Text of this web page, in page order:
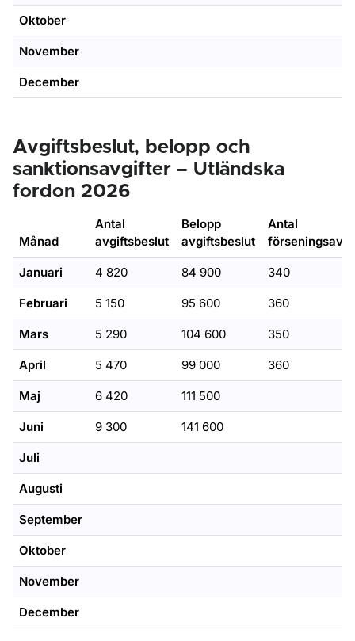
Oktober
November
December
Avgiftsbeslut, belopp och
sanktionsavgifter – Utländska
fordon 2026
Månad
Antal
avgiftsbeslut
Belopp
avgiftsbeslut
Antal
Januari 4 820 84 900 340
Februari 5 150 95 600 360
Mars 5 290 104 600 350
April 5 470 99 000 360
Maj 6 420 111 500
Juni 9 300 141 600
Juli
Augusti
September
Oktober
November
December